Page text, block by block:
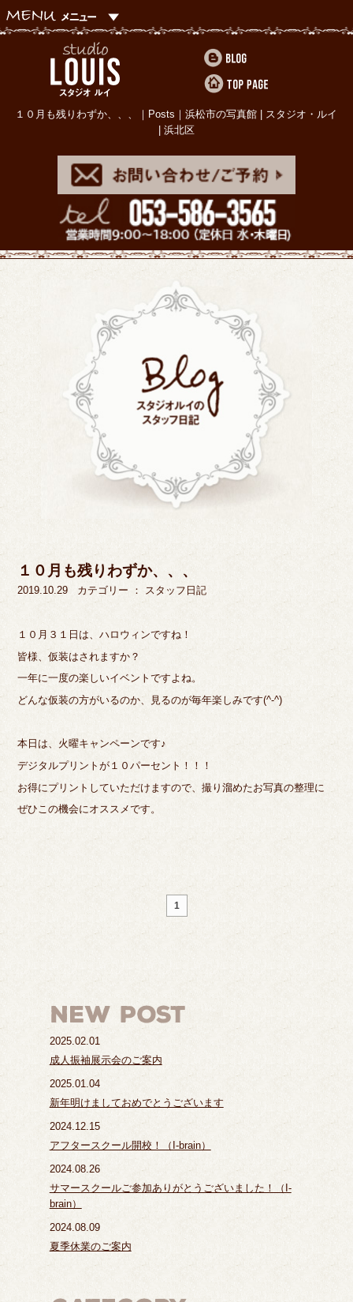
１０月も残りわずか、、、｜Posts｜浜松市の写真館 | スタジオ・ルイ
| 浜北区
１０月も残りわずか、、、
2019.10.29 カテゴリー ： スタッフ日記
１０月３１日は、ハロウィンですね！
皆様、仮装はされますか？
一年に一度の楽しいイベントですよね。
どんな仮装の方がいるのか、見るのが毎年楽しみです(^-^)
本日は、火曜キャンペーンです♪
デジタルプリントが１０パーセント！！！
お得にプリントしていただけますので、撮り溜めたお写真の整理に
ぜひこの機会にオススメです。
1
2025.02.01
成人振袖展示会のご案内
2025.01.04
新年明けましておめでとうございます
2024.12.15
アフタースクール開校！（I-brain）
2024.08.26
サマースクールご参加ありがとうございました！（I-
brain）
2024.08.09
夏季休業のご案内